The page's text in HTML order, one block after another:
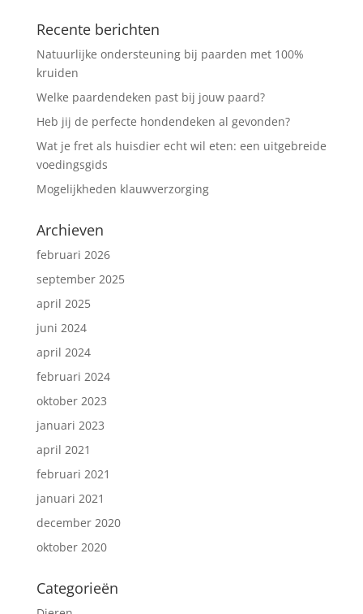
Recente berichten
Natuurlijke ondersteuning bij paarden met 100%
kruiden
Welke paardendeken past bij jouw paard?
Heb jij de perfecte hondendeken al gevonden?
Wat je fret als huisdier echt wil eten: een uitgebreide
voedingsgids
Mogelijkheden klauwverzorging
Archieven
februari 2026
september 2025
april 2025
juni 2024
april 2024
februari 2024
oktober 2023
januari 2023
april 2021
februari 2021
januari 2021
december 2020
oktober 2020
Categorieën